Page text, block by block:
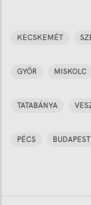
KECSKEMÉT
GYŐR MISKOLC
TATABÁNYA
PÉCS BUDAPEST